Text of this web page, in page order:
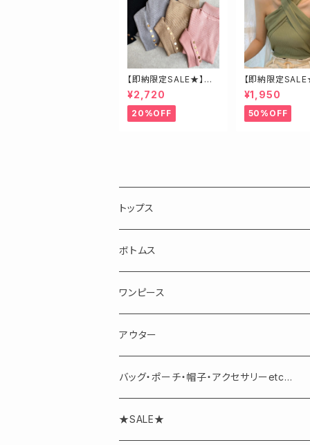
【即納限定SALE★】ベ
ージュ・ゴールド釦ハイ
ネックニット
¥2,720
20%OFF
【即納限定
ロスベアトップス
¥1,950
50%OFF
トップス
長袖
半袖・ノースリーブ
ボトムス
スカート
パンツ
ワンピース
アウター
バッグ・ポーチ・帽子・アクセサリーetc...
アクセサリー
★SALE★